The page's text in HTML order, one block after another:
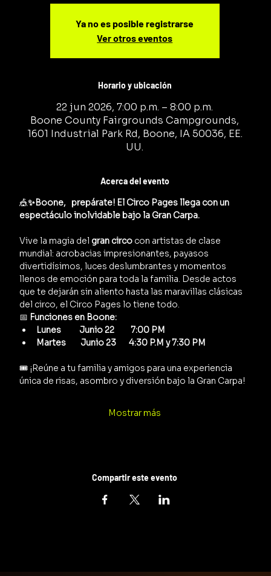
Ya no es posible registrarse
Ver otros eventos
Horario y ubicación
22 jun 2026, 7:00 p.m. – 8:00 p.m.
Boone County Fairgrounds Campgrounds,
1601 Industrial Park Rd, Boone, IA 50036, EE.
UU.
Acerca del evento
🎪✨Boone,   prepárate! El Circo Pages llega con un
espectáculo inolvidable bajo la Gran Carpa.
Vive la magia del gran circo con artistas de clase
mundial: acrobacias impresionantes, payasos
divertidísimos, luces deslumbrantes y momentos
llenos de emoción para toda la familia. Desde actos
que te dejarán sin aliento hasta las maravillas clásicas
del circo, el Circo Pages lo tiene todo.
📅 Funciones en Boone:
Lunes          Junio 22         7:00 PM
Martes        Junio 23       4:30 P.M y 7:30 PM
🎟️ ¡Reúne a tu familia y amigos para una experiencia
única de risas, asombro y diversión bajo la Gran Carpa!
Mostrar más
Compartir este evento